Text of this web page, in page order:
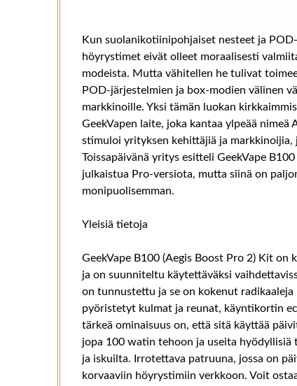
Kun suolanikotiinipohjaiset nesteet ja
höyrystimet eivät olleet moraalisesti
modeista. Mutta vähitellen he tulivat
POD-järjestelmien ja box-modien välinen
markkinoille. Yksi tämän luokan
GeekVapen laite, joka kantaa ylpeää nimeä
stimuloi yrityksen kehittäjiä ja
Toissapäivänä yritys esitteli GeekVape
julkaistua Pro-versiota, mutta siinä on
monipuolisemman.
Yleisiä tietoja
GeekVape B100 (Aegis Boost Pro 2) Kit
ja on suunniteltu käytettäväksi
on tunnustettu ja se on kokenut
pyöristetyt kulmat ja reunat, käyntikortin
tärkeä ominaisuus on, että sitä käyttää
jopa 100 watin tehoon ja useita
ja iskuilta. Irrotettava patruuna, jossa on
korvaaviin höyrystimiin verkkoon. Voit